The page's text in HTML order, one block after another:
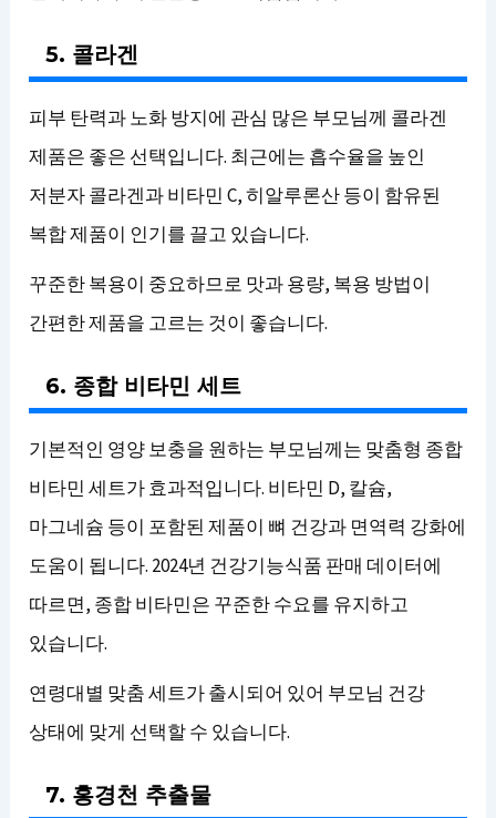
5. 콜라겐
피부 탄력과 노화 방지에 관심 많은 부모님께 콜라겐
제품은 좋은 선택입니다. 최근에는 흡수율을 높인
저분자 콜라겐과 비타민 C, 히알루론산 등이 함유된
복합 제품이 인기를 끌고 있습니다.
꾸준한 복용이 중요하므로 맛과 용량, 복용 방법이
간편한 제품을 고르는 것이 좋습니다.
6. 종합 비타민 세트
기본적인 영양 보충을 원하는 부모님께는 맞춤형 종합
비타민 세트가 효과적입니다. 비타민 D, 칼슘,
마그네슘 등이 포함된 제품이 뼈 건강과 면역력 강화에
도움이 됩니다. 2024년 건강기능식품 판매 데이터에
따르면, 종합 비타민은 꾸준한 수요를 유지하고
있습니다.
연령대별 맞춤 세트가 출시되어 있어 부모님 건강
상태에 맞게 선택할 수 있습니다.
7. 홍경천 추출물